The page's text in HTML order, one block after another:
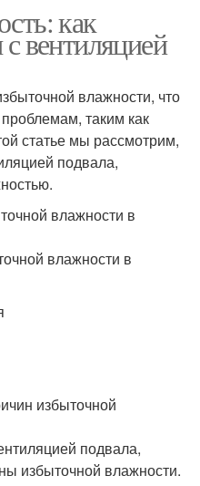
как
вентиляцией
влажности, что
таким как
статье мы рассмотрим,
подвала,
влажности в
влажности в
избыточной
подвала,
избыточной влажности.